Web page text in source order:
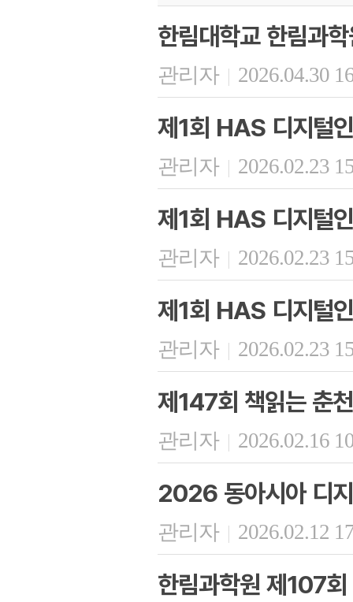
한림대학교 한림과
관리자 | 2026.04.30
제1회 HAS 디지털
관리자 | 2026.02.23
제1회 HAS 디지털
관리자 | 2026.02.23
제1회 HAS 디지털
관리자 | 2026.02.23
제147회 책읽는 춘천
관리자 | 2026.02.16
2026 동아시아 디
관리자 | 2026.02.12
한림과학원 제107